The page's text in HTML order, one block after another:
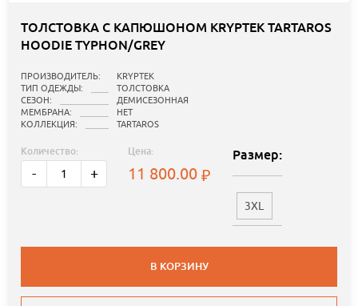
ТОЛСТОВКА С КАПЮШОНОМ KRYPTEK TARTAROS
HOODIE TYPHON/GREY
ПРОИЗВОДИТЕЛЬ:
KRYPTEK
ТИП ОДЕЖДЫ:
ТОЛСТОВКА
СЕЗОН:
ДЕМИСЕЗОННАЯ
МЕМБРАНА:
НЕТ
КОЛЛЕКЦИЯ:
TARTAROS
Количество:
- +
Цена:
11 800.00
Размер:
3XL
В КОРЗИНУ